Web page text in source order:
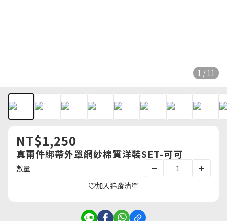
1 / 11
NT$1,250
真兩件綁帶外罩網紗棉質洋裝SET-可可
數量
加入追蹤清單